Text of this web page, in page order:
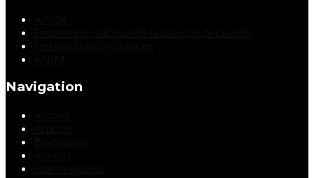
Navigation